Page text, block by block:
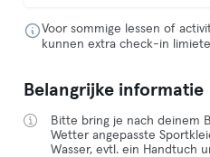
Voor sommige lessen of
kunnen extra check-in
Belangrijke informatie
Bitte bring je nach deinem
Wetter angepasste
Wasser, evtl. ein Handtuch